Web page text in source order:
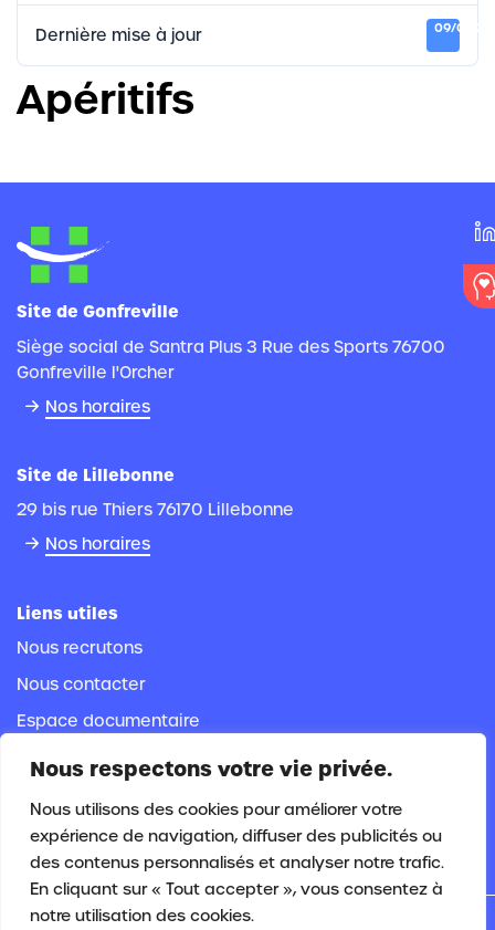
Nous respectons votre vie privée.
Nous utilisons des cookies pour améliorer votre
expérience de navigation, diffuser des publicités ou
des contenus personnalisés et analyser notre trafic.
En cliquant sur « Tout accepter », vous consentez à
notre utilisation des cookies.
Dernière mise à jour 09/01/
Apéritifs
Site de Gonfreville
Siège social de Santra Plus 3 Rue des Sports 76700
Gonfreville l'Orcher
Nos horaires
Site de Lillebonne
29 bis rue Thiers 76170 Lillebonne
Nos horaires
Liens utiles
Nous recrutons
Nous contacter
Espace documentaire
Plan du site|Mentions légales